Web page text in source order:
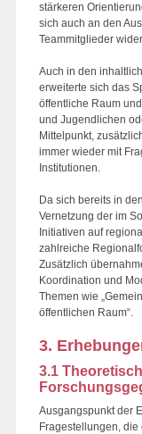
stärkeren
sich auch an den
Teammitglieder
Auch in den
erweiterte sich das
öffentliche Raum
und Jugendlichen
Mittelpunkt,
immer wieder mit
Institutionen.
Da sich bereits in
Vernetzung der im
Initiativen auf
zahlreiche
Zusätzlich
Koordination und
Themen wie
öffentlichen Raum“.
3.
3.1
Ausgangspunkt der
Fragestellungen,